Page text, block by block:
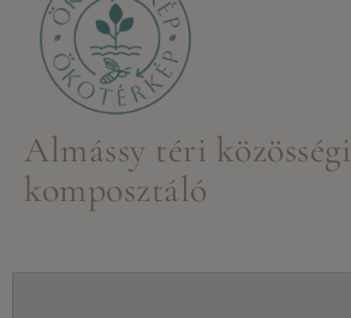
Almássy téri közösségi
komposztáló